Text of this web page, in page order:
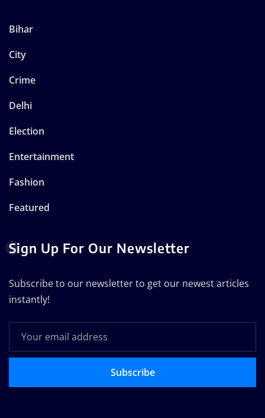
Bihar
City
Crime
Delhi
Election
Entertainment
Fashion
Featured
Sign Up For Our Newsletter
Subscribe to our newsletter to get our newest articles
instantly!
Subscribe